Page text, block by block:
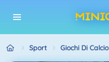
Sport Giochi Di Calcio